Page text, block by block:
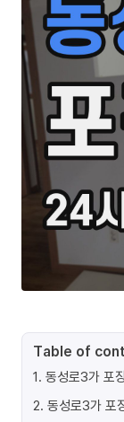
Table of
1. 동성로3가 포
2. 동성로3가 포